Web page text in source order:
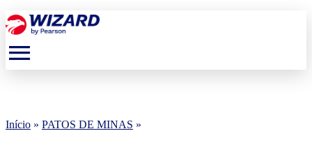
menu
Início » PATOS DE MINAS »